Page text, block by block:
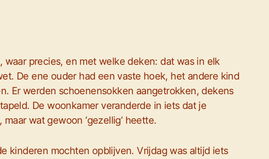
waar precies, en met welke deken: dat was in elk
De ene ouder had een vaste hoek, het andere kind
Er werden schoenensokken aangetrokken, dekens
De woonkamer veranderde in iets dat je
wat gewoon ‘gezellig’ heette.
kinderen mochten opblijven. Vrijdag was altijd iets